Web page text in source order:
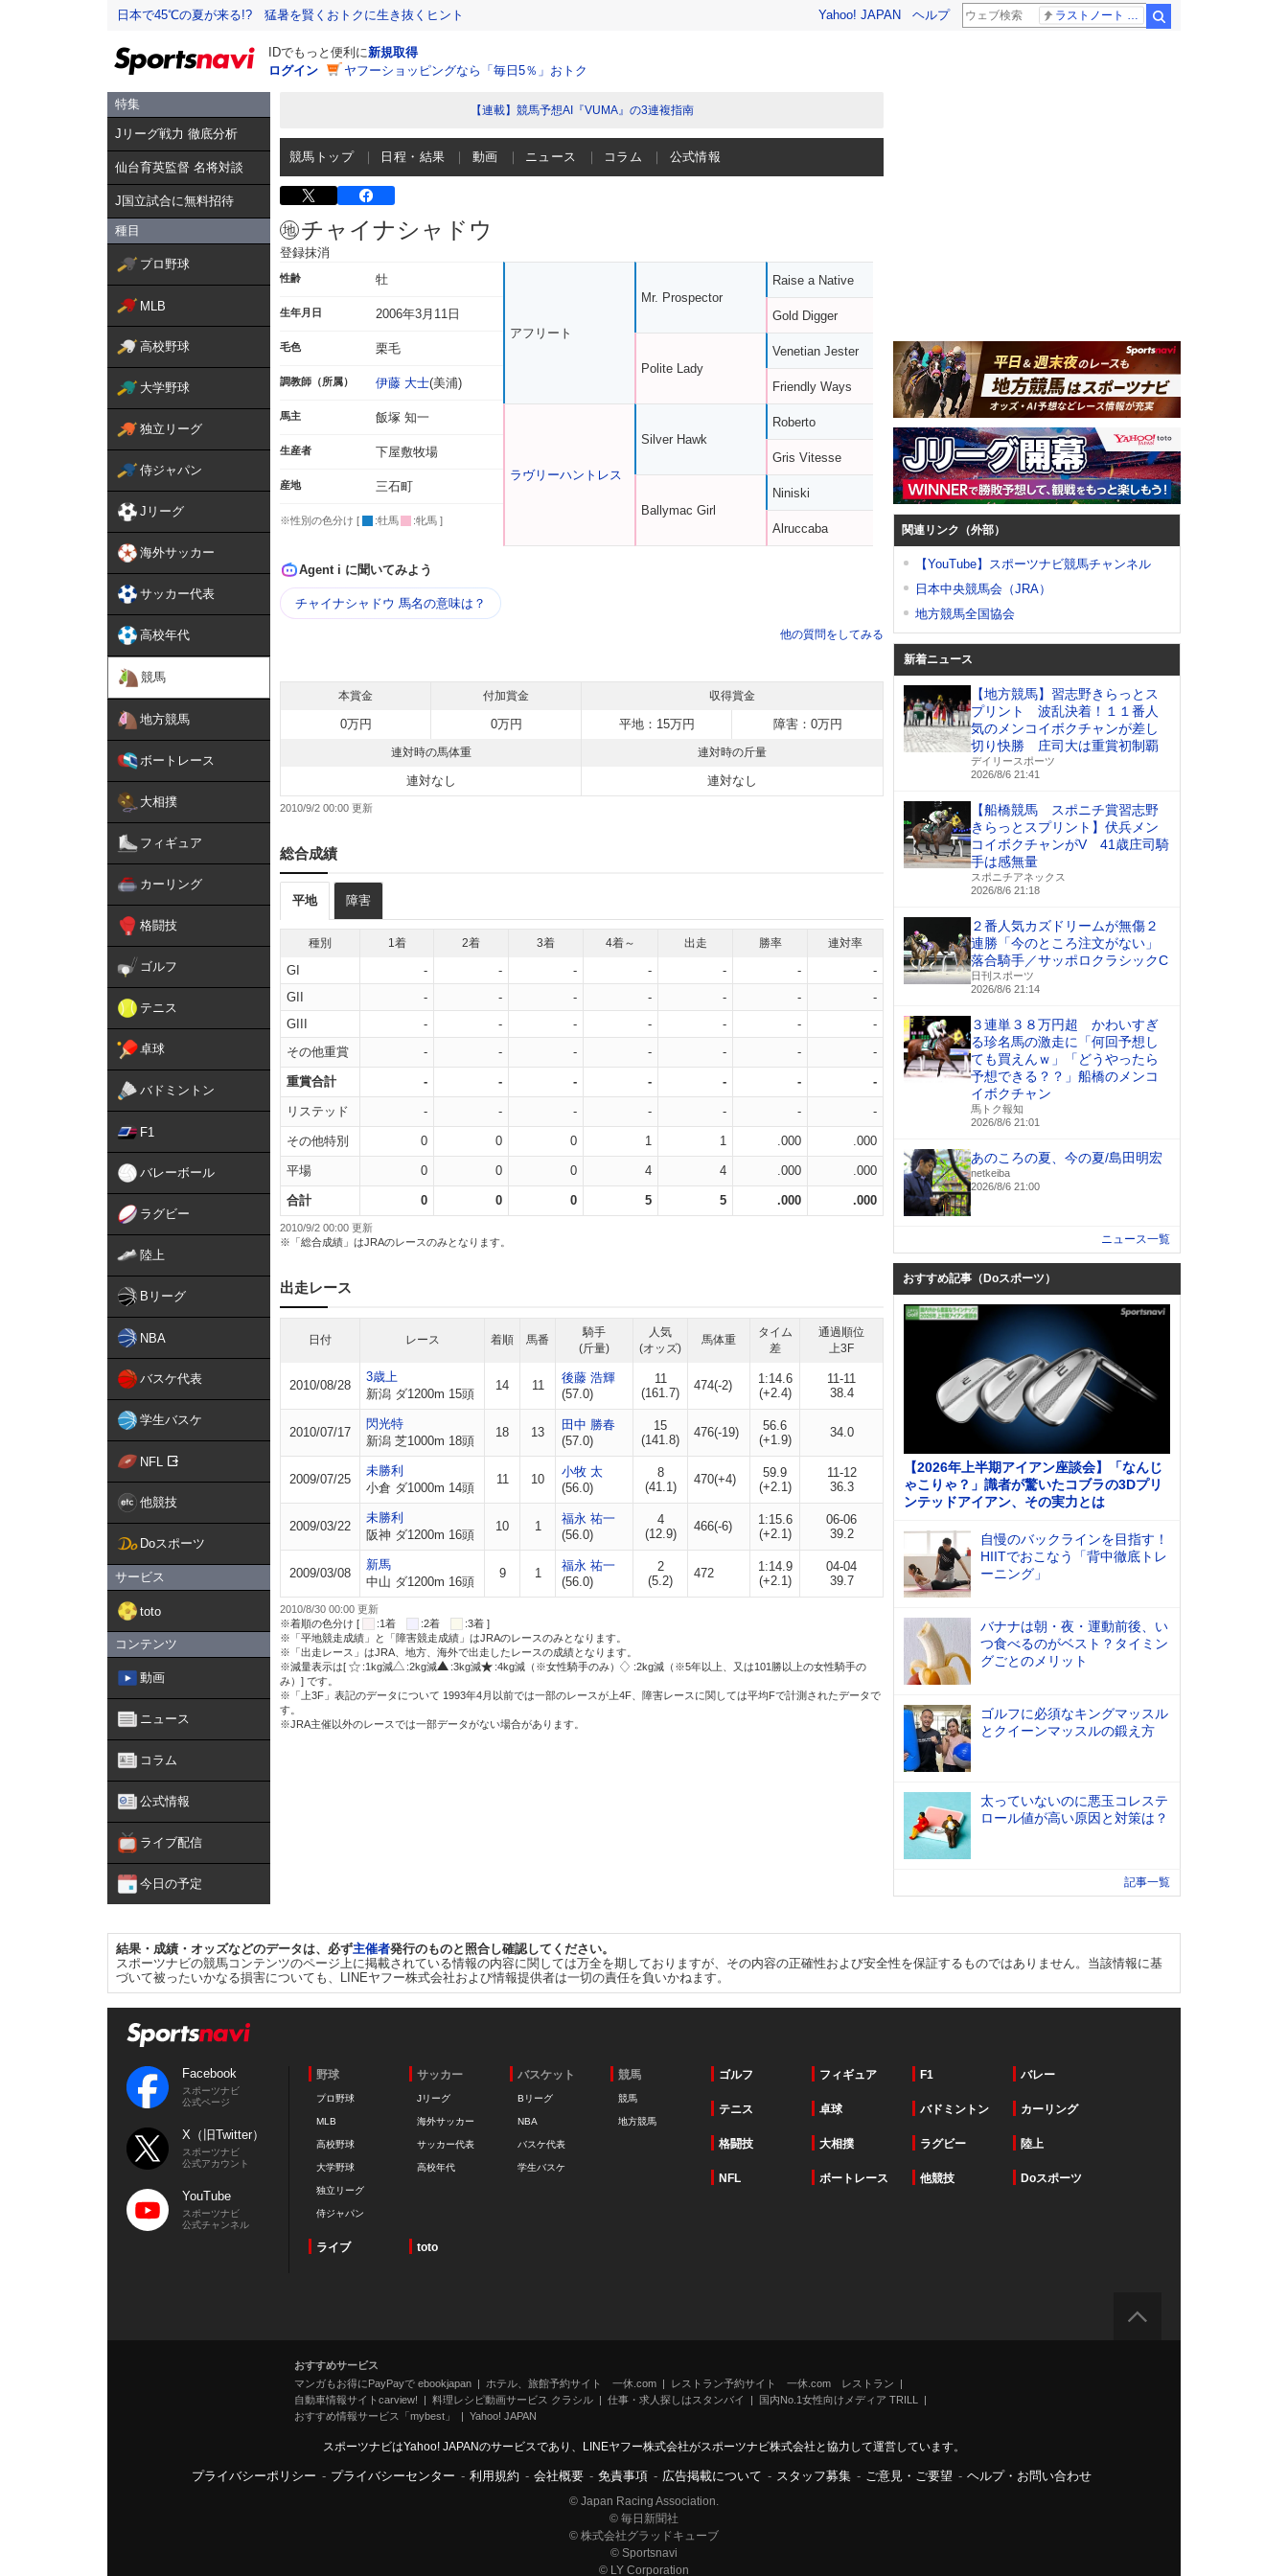
日本で45℃の夏が来る!? 猛暑を賢くおトクに生き抜くヒント Yahoo! JAPAN ヘルプ
IDでもっと便利に新規取得
ログイン
ヤフーショッピングなら「毎日5％」おトク
特集
Jリーグ戦力 徹底分析
仙台育英監督 名将対談
J国立試合に無料招待
種目
プロ野球
MLB
高校野球
大学野球
独立リーグ
侍ジャパン
Jリーグ
海外サッカー
サッカー代表
高校年代
競馬
地方競馬
ボートレース
大相撲
フィギュア
カーリング
格闘技
ゴルフ
テニス
卓球
バドミントン
F1
バレーボール
ラグビー
陸上
Bリーグ
NBA
バスケ代表
学生バスケ
NFL
他競技
Doスポーツ
サービス
toto
コンテンツ
動画
ニュース
コラム
公式情報
ライブ配信
今日の予定
【連載】競馬予想AI『VUMA』の3連複指南
競馬トップ 日程・結果 動画 ニュース コラム 公式情報
チャイナシャドウ
登録抹消
性齢 牡
生年月日 2006年3月11日
毛色 栗毛
調教師（所属） 伊藤 大士(美浦)
馬主 飯塚 知一
生産者 下屋敷牧場
産地 三石町
※性別の色分け [ :牡馬 :牝馬 ]
アフリート
ラヴリーハントレス
Mr. Prospector
Polite Lady
Silver Hawk
Ballymac Girl
Raise a Native
Gold Digger
Venetian Jester
Friendly Ways
Roberto
Gris Vitesse
Niniski
Alruccaba
Agent i に聞いてみよう
チャイナシャドウ 馬名の意味は？
他の質問をしてみる
本賞金 付加賞金 収得賞金
0万円 0万円 平地：15万円 障害：0万円
連対時の馬体重 連対時の斤量
連対なし 連対なし
2010/9/2 00:00
総合成績
平地 障害
種別 1着 2着 3着 4着～ 出走 勝率 連対率
GI - - - - - -
-
GII
- - - - - -
-
GIII
- - - - - -
-
その他重賞
- - - - - - -
重賞合計 - - - - - - -
リステッド - - - - - - -
その他特別 0 0 0 1 1 .000 .000
平場 0 0 0 4 4 .000 .000
合計 0 0 0 5 5 .000 .000
2010/9/2 00:00 更新
※「総合成績」はJRAのレースのみとなります。
出走レース
日付 レース 着順 馬番
騎手
(斤量)
人気
(オッズ)
馬体重
タイム
差
通過順位
上3F
2010/08/28
3歳上
新潟 ダ1200m 15頭
14 11
後藤 浩輝
(57.0)
11
(161.7)
474(-2)
1:14.6
(+2.4)
11-11
38.4
2010/07/17
閃光特
新潟 芝1000m 18頭
18 13
田中 勝春
(57.0)
15
(141.8)
476(-19)
56.6
(+1.9)
34.0
2009/07/25
未勝利
小倉 ダ1000m 14頭
11 10
小牧 太
(56.0)
8
(41.1)
470(+4)
59.9
(+2.1)
11-12
36.3
2009/03/22
未勝利
阪神 ダ1200m 16頭
10 1
福永 祐一
(56.0)
4
(12.9)
466(-6)
1:15.6
(+2.1)
06-06
39.2
2009/03/08
新馬
中山 ダ1200m 16頭
9 1
福永 祐一
(56.0)
2
(5.2)
472
1:14.9
(+2.1)
04-04
39.7
2010/8/30 00:00 更新
※着順の色分け [
:1着 :2着
:3着 ]
※「平地競走成績」と「障害競走成績」はJRAのレースのみとなります。
※「出走レース」はJRA、地方、海外で出走したレースの成績となります。
※減量表示は[
:1kg減 :2kg減 :3kg減 :4kg減（※女性騎手のみ）
:2kg減（※5年以上、又は101勝以上の女性騎手の
み）] です。
※「上3F」表記のデータについて 1993年4月以前では一部のレースが上4F、障害レースに関しては平均Fで計測されたデータで
す。
※JRA主催以外のレースでは一部データがない場合があります。
関連リンク（外部）
【YouTube】スポーツナビ競馬チャンネル
日本中央競馬会（JRA）
地方競馬全国協会
新着ニュース
【地方競馬】習志野きらっとス
プリント 波乱決着！１１番人
気のメンコイボクチャンが差し
切り快勝 庄司大は重賞初制覇
デイリースポーツ
2026/8/6 21:41
【船橋競馬 スポニチ賞習志野
きらっとスプリント】伏兵メン
コイボクチャンがV 41歳庄司騎
手は感無量
スポニチアネックス
2026/8/6 21:18
２番人気カズドリームが無傷２
連勝「今のところ注文がない」
落合騎手／サッポロクラシックC
日刊スポーツ
2026/8/6 21:14
３連単３８万円超 かわいすぎ
る珍名馬の激走に「何回予想し
ても買えんｗ」「どうやったら
予想できる？？」船橋のメンコ
イボクチャン
馬トク報知
2026/8/6 21:01
あのころの夏、今の夏/島田明宏
netkeiba
2026/8/6 21:00
ニュース一覧
おすすめ記事（Doスポーツ）
【2026年上半期アイアン座談会】「なんじ
ゃこりゃ？」識者が驚いたコブラの3Dプリ
ンテッドアイアン、その実力とは
自慢のバックラインを目指す！
HIITでおこなう「背中徹底トレ
ーニング」
バナナは朝・夜・運動前後、い
つ食べるのがベスト？タイミン
グごとのメリット
ゴルフに必須なキングマッスル
とクイーンマッスルの鍛え方
太っていないのに悪玉コレステ
ロール値が高い原因と対策は？
記事一覧
結果・成績・オッズなどのデータは、必ず主催者発行のものと照合し確認してください。
スポーツナビの競馬コンテンツのページ上に掲載されている情報の内容に関しては万全を期しておりますが、その内容の正確性および安全性を保証するものではありません。当該情報に基
づいて被ったいかなる損害についても、LINEヤフー株式会社および情報提供者は一切の責任を負いかねます。
Facebook
スポーツナビ
公式ページ
X（旧Twitter）
スポーツナビ
公式アカウント
YouTube
スポーツナビ
公式チャンネル
野球
プロ野球
MLB
高校野球
大学野球
独立リーグ
侍ジャパン
サッカー
Jリーグ
海外サッカー
サッカー代表
高校年代
バスケット
Bリーグ
NBA
バスケ代表
学生バスケ
競馬
競馬
地方競馬
ゴルフ フィギュア F1 バレー
テニス 卓球 バドミントン カーリング
格闘技 大相撲 ラグビー 陸上
NFL ボートレース 他競技 Doスポーツ
ライブ toto
おすすめサービス
マンガもお得にPayPayで ebookjapan
ホテル、旅館予約サイト 一休.com
レストラン予約サイト 一休.com レストラン
自動車情報サイトcarview!
料理レシピ動画サービス クラシル 仕事・求人探しはスタンバイ
国内No.1女性向けメディア TRILL
おすすめ情報サービス「mybest」
Yahoo! JAPAN
スポーツナビはYahoo! JAPANのサービスであり、LINEヤフー株式会社がスポーツナビ株式会社と協力して運営しています。
プライバシーポリシー - プライバシーセンター - 利用規約 - 会社概要 - 免責事項 - 広告掲載について - スタッフ募集 - ご意見・ご要望 - ヘルプ・お問い合わせ
© Japan Racing Association.
© 毎日新聞社
© 株式会社グラッドキューブ
© Sportsnavi
© LY Corporation